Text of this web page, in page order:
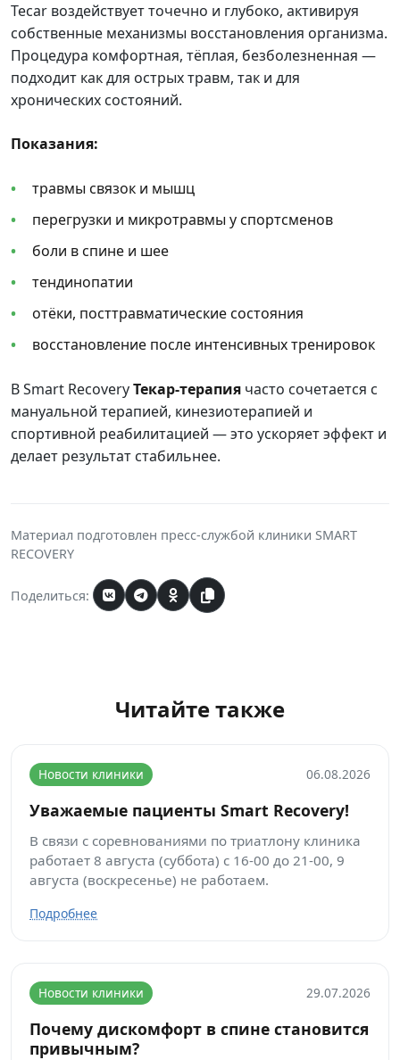
Tecar воздействует точечно и глубоко, активируя
собственные механизмы восстановления организма.
Процедура комфортная, тёплая, безболезненная —
подходит как для острых травм, так и для
хронических состояний.
Показания:
травмы связок и мышц
перегрузки и микротравмы у спортсменов
боли в спине и шее
тендинопатии
отёки, посттравматические состояния
восстановление после интенсивных тренировок
В Smart RecoveryТекар-терапия часто сочетается с
мануальной терапией, кинезиотерапией и
спортивной реабилитацией — это ускоряет эффект и
делает результат стабильнее.
Материал подготовлен пресс-службой клиники SMART
RECOVERY
Поделиться:
Читайте также
Новости клиники 06.08.2026
Уважаемые пациенты Smart Recovery!
В связи с соревнованиями по триатлону клиника
работает 8 августа (суббота) с 16-00 до 21-00, 9
августа (воскресенье) не работаем.
Подробнее
Новости клиники 29.07.2026
Почему дискомфорт в спине становится
привычным?